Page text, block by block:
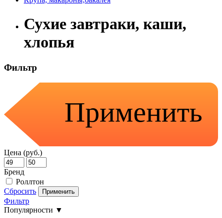
Сухие завтраки, каши,
хлопья
Фильтр
Применить
Цена (руб.)
Бренд
Роллтон
Сбросить
Применить
Фильтр
Популярности ▼